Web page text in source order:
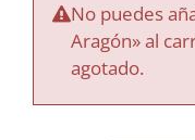
RECURSOS
No puedes
Aragón» al
agotado.